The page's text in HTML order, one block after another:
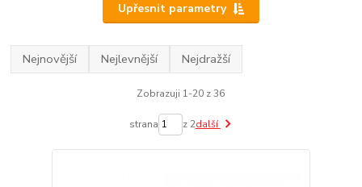
Upřesnit parametry
Nejnovější Nejlevnější Nejdražší
Zobrazuji 1-20 z 36
strana z 2další